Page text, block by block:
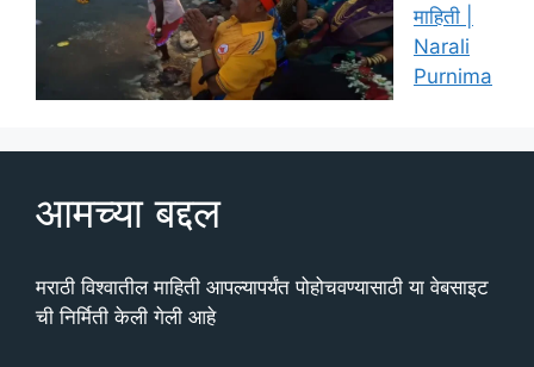
माहिती |
Narali
Purnima
आमच्या बद्दल
मराठी विश्वातील माहिती आपल्यापर्यंत पोहोचवण्यासाठी या वेबसाइट
ची निर्मिती केली गेली आहे